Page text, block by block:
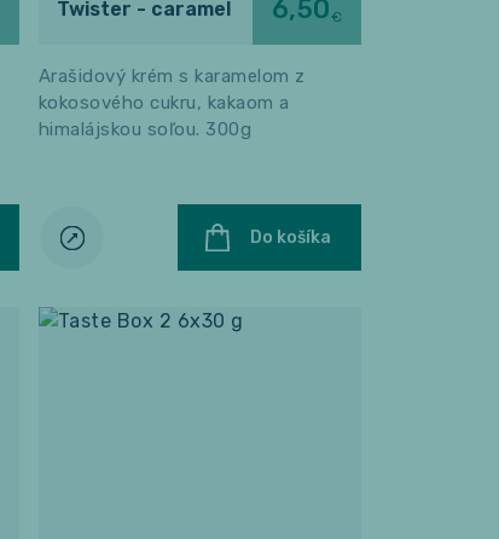
Twister - caramel 6,50€
Arašidový krém s karamelom z
kokosového cukru, kakaom a
himalájskou soľou. 300g
Do košíka